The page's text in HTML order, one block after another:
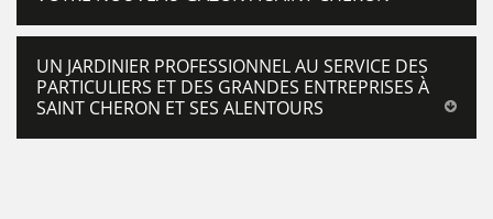
UN JARDINIER PROFESSIONNEL AU SERVICE DES
PARTICULIERS ET DES GRANDES ENTREPRISES À
SAINT CHERON ET SES ALENTOURS